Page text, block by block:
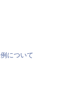
について